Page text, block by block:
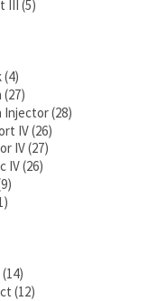
III 5
4
27
Injector 28
IV 26
IV 27
IV 26
9
14
12